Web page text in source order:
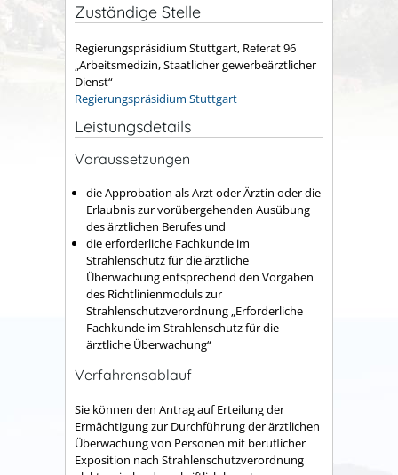
Zuständige Stelle
Regierungspräsidium Stuttgart, Referat 96
„Arbeitsmedizin, Staatlicher gewerbeärztlicher
Dienst“
Regierungspräsidium Stuttgart
Leistungsdetails
Voraussetzungen
die Approbation als Arzt oder Ärztin oder die
Erlaubnis zur vorübergehenden Ausübung
des ärztlichen Berufes und
die erforderliche Fachkunde im
Strahlenschutz für die ärztliche
Überwachung entsprechend den Vorgaben
des Richtlinienmoduls zur
Strahlenschutzverordnung „Erforderliche
Fachkunde im Strahlenschutz für die
ärztliche Überwachung“
Verfahrensablauf
Sie können den Antrag auf Erteilung der
Ermächtigung zur Durchführung der ärztlichen
Überwachung von Personen mit beruflicher
Exposition nach Strahlenschutzverordnung